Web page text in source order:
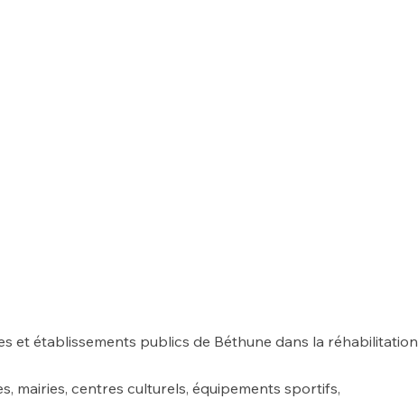
et établissements publics de Béthune dans la réhabilitation
mairies, centres culturels, équipements sportifs,